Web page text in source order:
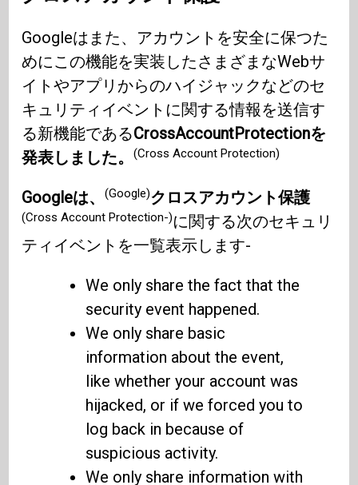
Googleはまた、アカウントを安全に保つた
めにこの機能を実装したさまざまなWebサ
イトやアプリからのハイジャックなどのセ
キュリティイベントに関する情報を送信す
る新機能であるCrossAccountProtectionを
発表しました。(Cross Account Protection)
Googleは、(Google)クロスアカウント保護
(Cross Account Protection-)に関する次のセキュリ
ティイベントを一覧表示します-
We only share the fact that the
security event happened.
We only share basic
information about the event,
like whether your account was
hijacked, or if we forced you to
log back in because of
suspicious activity.
We only share information with